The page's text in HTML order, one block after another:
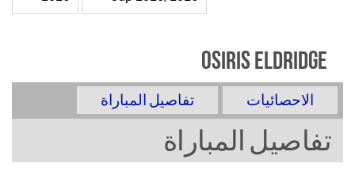
Osiris Eldridge
الاحصائيات تفاصيل المباراة
تفاصيل المباراة